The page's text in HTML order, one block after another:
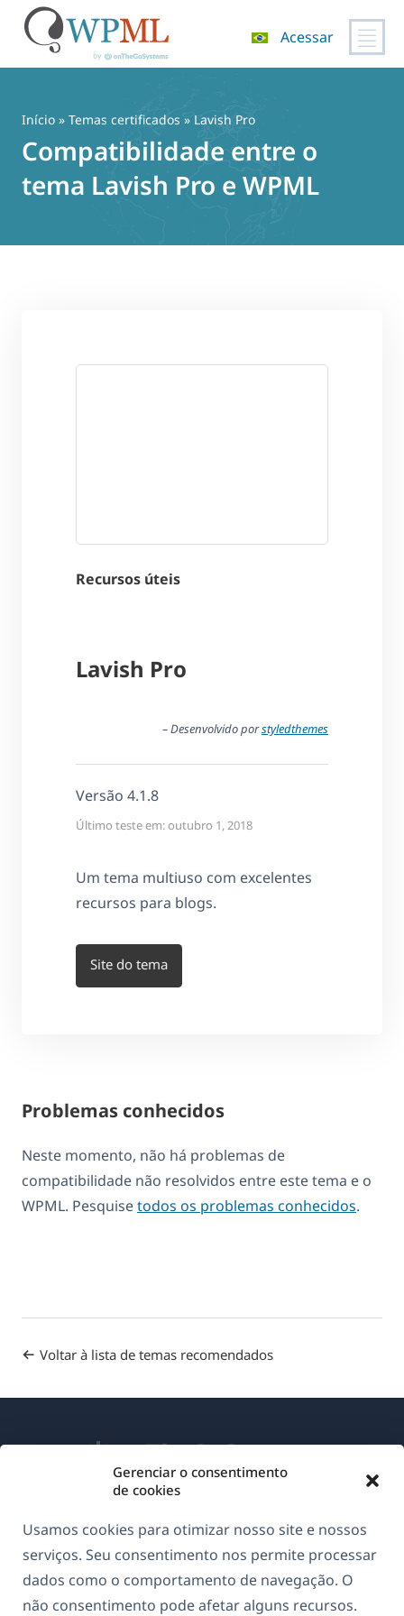
Gerenciar o consentimento
de cookies
Usamos cookies para otimizar nosso site e nossos
serviços. Seu consentimento nos permite processar
dados como o comportamento de navegação. O
não consentimento pode afetar alguns recursos.
Acessar
Início » Temas certificados » Lavish Pro
Compatibilidade entre o
tema Lavish Pro e WPML
Recursos úteis
Lavish Pro
– Desenvolvido porstyledthemes
Versão 4.1.8
Último teste em: outubro 1, 2018
Um tema multiuso com excelentes
recursos para blogs.
Site do tema
Problemas conhecidos
Neste momento, não há problemas de
compatibilidade não resolvidos entre este tema e o
WPML. Pesquisetodos os problemas conhecidos.
Voltar à lista de temas recomendados
GDPR & Política de Privacidade
Junte-se à nossa equipe(abre
em